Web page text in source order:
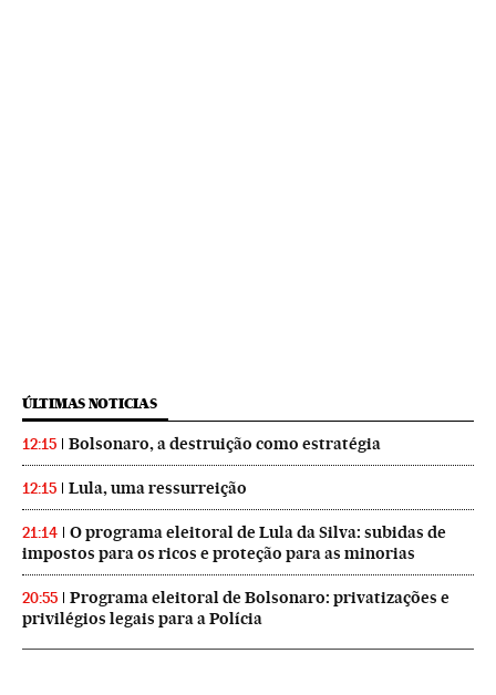
ÚLTIMAS NOTICIAS
12:15 Bolsonaro, a destruição como estratégia
12:15 Lula, uma ressurreição
21:14
O programa eleitoral de Lula da Silva: subidas de
impostos para os ricos e proteção para as minorias
20:55
Programa eleitoral de Bolsonaro: privatizações e
privilégios legais para a Polícia